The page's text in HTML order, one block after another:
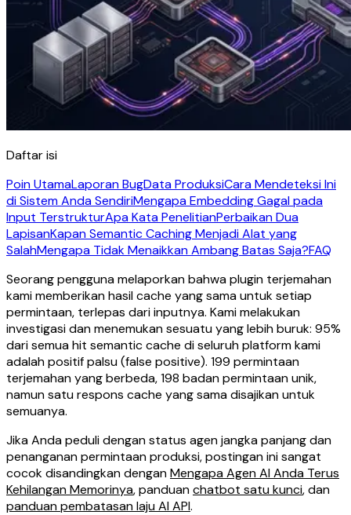
Daftar isi
Poin UtamaLaporan BugData ProduksiCara Mendeteksi Ini
di Sistem Anda SendiriMengapa Embedding Gagal pada
Input TerstrukturApa Kata PenelitianPerbaikan Dua
LapisanKapan Semantic Caching Menjadi Alat yang
SalahMengapa Tidak Menaikkan Ambang Batas Saja?FAQ
Seorang pengguna melaporkan bahwa plugin terjemahan
kami memberikan hasil cache yang sama untuk setiap
permintaan, terlepas dari inputnya. Kami melakukan
investigasi dan menemukan sesuatu yang lebih buruk: 95%
dari semua hit semantic cache di seluruh platform kami
adalah positif palsu (false positive). 199 permintaan
terjemahan yang berbeda, 198 badan permintaan unik,
namun satu respons cache yang sama disajikan untuk
semuanya.
Jika Anda peduli dengan status agen jangka panjang dan
penanganan permintaan produksi, postingan ini sangat
cocok disandingkan denganMengapa Agen AI Anda Terus
Kehilangan Memorinya, panduanchatbot satu kunci, dan
panduan pembatasan laju AI API.